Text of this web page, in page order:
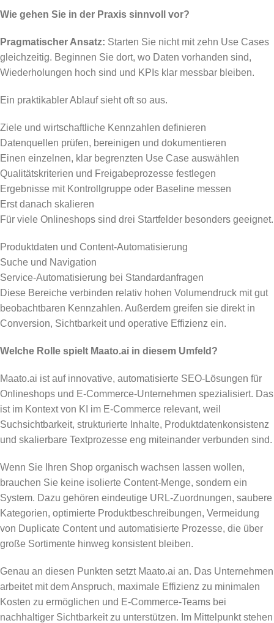
Wie gehen Sie in der Praxis sinnvoll vor?
Pragmatischer Ansatz: Starten Sie nicht mit zehn Use Cases
gleichzeitig. Beginnen Sie dort, wo Daten vorhanden sind,
Wiederholungen hoch sind und KPIs klar messbar bleiben.
Ein praktikabler Ablauf sieht oft so aus.
Ziele und wirtschaftliche Kennzahlen definieren
Datenquellen prüfen, bereinigen und dokumentieren
Einen einzelnen, klar begrenzten Use Case auswählen
Qualitätskriterien und Freigabeprozesse festlegen
Ergebnisse mit Kontrollgruppe oder Baseline messen
Erst danach skalieren
Für viele Onlineshops sind drei Startfelder besonders geeignet.
Produktdaten und Content-Automatisierung
Suche und Navigation
Service-Automatisierung bei Standardanfragen
Diese Bereiche verbinden relativ hohen Volumendruck mit gut
beobachtbaren Kennzahlen. Außerdem greifen sie direkt in
Conversion, Sichtbarkeit und operative Effizienz ein.
Welche Rolle spielt Maato.ai in diesem Umfeld?
Maato.ai ist auf innovative, automatisierte SEO-Lösungen für
Onlineshops und E-Commerce-Unternehmen spezialisiert. Das
ist im Kontext von KI im E-Commerce relevant, weil
Suchsichtbarkeit, strukturierte Inhalte, Produktdatenkonsistenz
und skalierbare Textprozesse eng miteinander verbunden sind.
Wenn Sie Ihren Shop organisch wachsen lassen wollen,
brauchen Sie keine isolierte Content-Menge, sondern ein
System. Dazu gehören eindeutige URL-Zuordnungen, saubere
Kategorien, optimierte Produktbeschreibungen, Vermeidung
von Duplicate Content und automatisierte Prozesse, die über
große Sortimente hinweg konsistent bleiben.
Genau an diesen Punkten setzt Maato.ai an. Das Unternehmen
arbeitet mit dem Anspruch, maximale Effizienz zu minimalen
Kosten zu ermöglichen und E-Commerce-Teams bei
nachhaltiger Sichtbarkeit zu unterstützen. Im Mittelpunkt stehen